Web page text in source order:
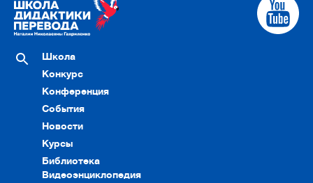
Школа
Конкурс
Конференция
События
Новости
Курсы
Библиотека
Видеоэнциклопедия